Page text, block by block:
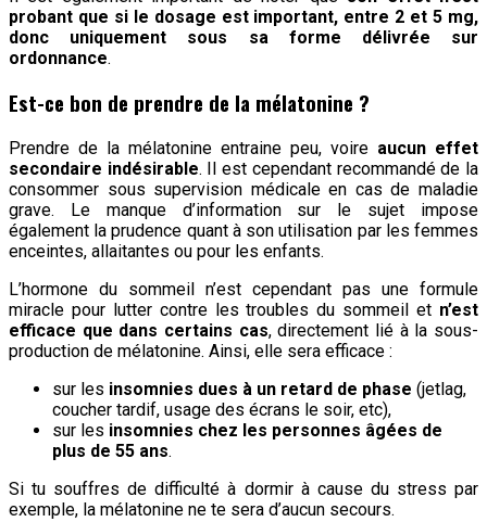
probant que si le dosage est important, entre 2 et 5 mg,
donc uniquement sous sa forme délivrée sur
ordonnance.
Est-ce bon de prendre de la mélatonine ?
Prendre de la mélatonine entraine peu, voire aucun effet
secondaire indésirable. Il est cependant recommandé de la
consommer sous supervision médicale en cas de maladie
grave. Le manque d’information sur le sujet impose
également la prudence quant à son utilisation par les femmes
enceintes, allaitantes ou pour les enfants.
L’hormone du sommeil n’est cependant pas une formule
miracle pour lutter contre les troubles du sommeil et n’est
efficace que dans certains cas, directement lié à la sous-
production de mélatonine. Ainsi, elle sera efficace :
sur les insomnies dues à un retard de phase (jetlag,
coucher tardif, usage des écrans le soir, etc),
sur les insomnies chez les personnes âgées de
plus de 55 ans.
Si tu souffres de difficulté à dormir à cause du stress par
exemple, la mélatonine ne te sera d’aucun secours.